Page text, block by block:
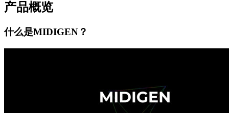
产品概览
什么是MIDIGEN？